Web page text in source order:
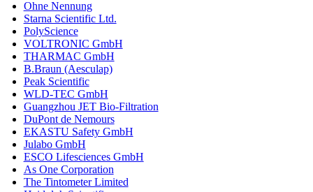
Ohne Nennung
Starna Scientific Ltd.
PolyScience
VOLTRONIC GmbH
THARMAC GmbH
B.Braun (Aesculap)
Peak Scientific
WLD-TEC GmbH
Guangzhou JET Bio-Filtration
DuPont de Nemours
EKASTU Safety GmbH
Julabo GmbH
ESCO Lifesciences GmbH
As One Corporation
The Tintometer Limited